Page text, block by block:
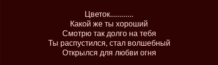
Цветок............
Какой же ты хороший
Смотрю так долго на тебя
Ты распустился, стал волшебный
Открылся для любви огня